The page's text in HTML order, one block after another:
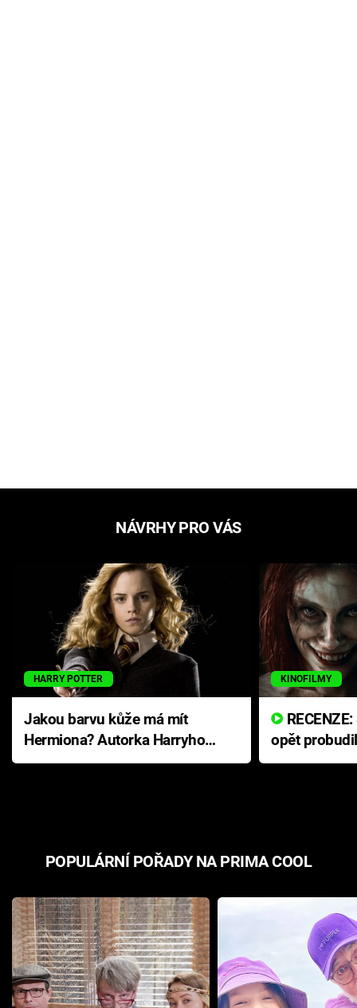
NÁVRHY PRO VÁS
HARRY POTTER
Jakou barvu kůže má mít
Hermiona? Autorka Harryho
Pottera přišla s ráznou
KINOFILMY
opět
přichází s
POPULÁRNÍ POŘADY NA PRIMA COOL